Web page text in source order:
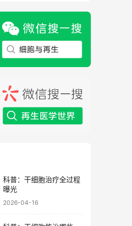
科普：干细胞治疗全过程
曝光
2026-04-16